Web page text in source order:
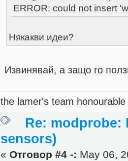
ERROR: could not insert
Някакви идеи?
Извинявай, а защо го
the lamer's team
Re: modprobe:
sensors)
« Отговор #4 -: May 06,